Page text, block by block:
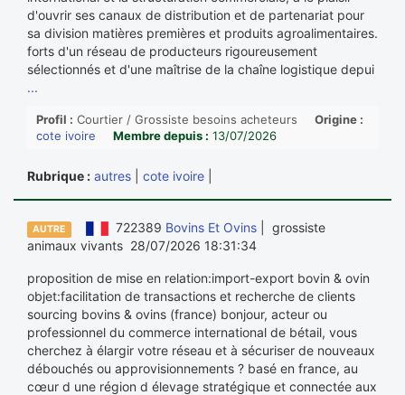
d'ouvrir ses canaux de distribution et de partenariat pour
sa division matières premières et produits agroalimentaires.
forts d'un réseau de producteurs rigoureusement
sélectionnés et d'une maîtrise de la chaîne logistique depui
...
Profil : Courtier / Grossiste besoins acheteurs
Origine :
cote ivoire
Membre depuis : 13/07/2026
Rubrique : autres cote ivoire
AUTRE 722389 Bovins Et Ovins| grossiste
animaux vivants 28/07/2026 18:31:34
proposition de mise en relation:import-export bovin & ovin
objet:facilitation de transactions et recherche de clients
sourcing bovins & ovins (france) bonjour, acteur ou
professionnel du commerce international de bétail, vous
cherchez à élargir votre réseau et à sécuriser de nouveaux
débouchés ou approvisionnements ? basé en france, au
cœur d une région d élevage stratégique et connectée aux